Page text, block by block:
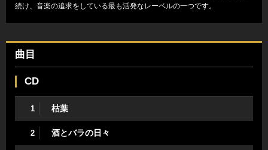
続け、音楽の追求をしている最も活発なレーベルの一つです。
曲目
CD
1 枯葉
2 酒とバラの日々